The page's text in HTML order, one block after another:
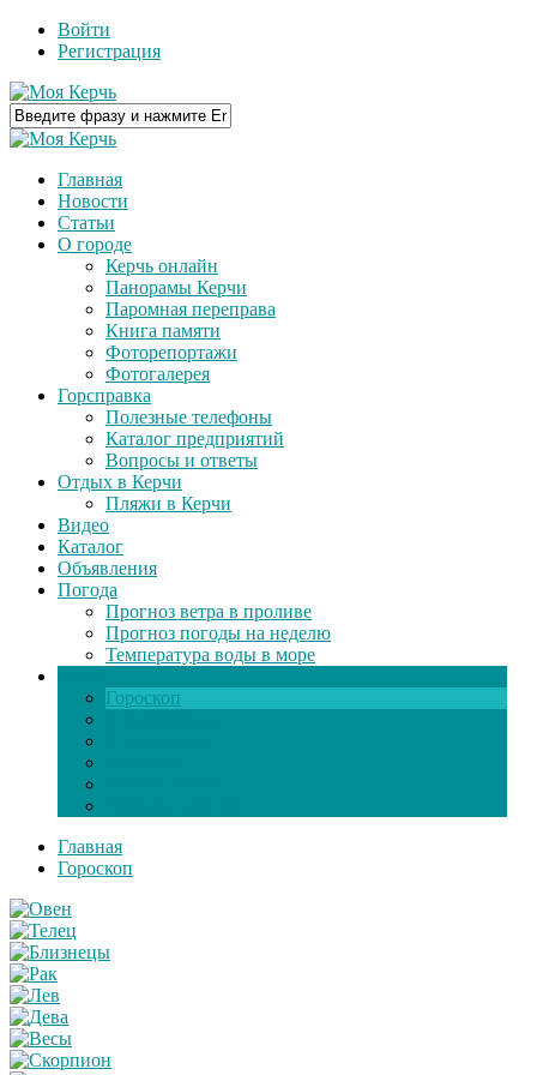
Войти
Регистрация
Главная
Новости
Статьи
О городе
Керчь онлайн
Панорамы Керчи
Паромная переправа
Книга памяти
Фоторепортажи
Фотогалерея
Горсправка
Полезные телефоны
Каталог предприятий
Вопросы и ответы
Отдых в Керчи
Пляжи в Керчи
Видео
Каталог
Объявления
Погода
Прогноз ветра в проливе
Прогноз погоды на неделю
Температура воды в море
Гороскоп
Главная
Гороскоп